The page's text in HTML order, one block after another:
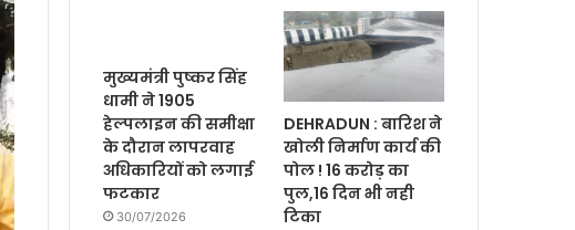
मुख्यमंत्री पुष्कर सिंह
धामी ने 1905
हेल्पलाइन की समीक्षा
के दौरान लापरवाह
अधिकारियों को लगाई
फटकार
30/07/2026
DEHRADUN : बारिश ने
खोली निर्माण कार्य की
पोल ! 16 करोड़ का
पुल,16 दिन भी नही
टिका